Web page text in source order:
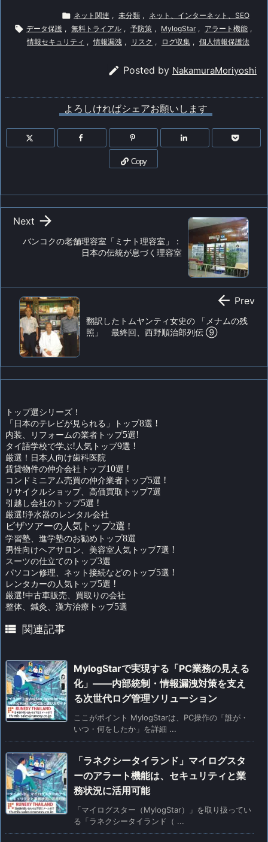
中…
 ネット関連 , 未分類 , ネット、インターネット、SEO
 データ保護 , 無料トライアル , 予防策 , MylogStar , アラート機能 ,
情報セキュリティ , 情報漏洩 , リスク , ログ収集 , 個人情報保護法
 Posted by NakamuraMoriyoshi
よろしければシェアお願いします
Copy
バンコクの老舗理容室「ミナト理容室」：
日本の伝統が息づく理容室

Next
翻訳したトムヤンティ女史の 「メナムの残
照」 最終回、西野順治郎列伝 ⑨
 Prev
トップ選シリーズ！
「日本のテレビが見られる」トップ8選 !
内装、リフォームの業者トップ5選!
タイ語学校で学ぶ! 人気トップ9選 !
厳選！日本人向け歯科医院
賃貸物件の仲介会社トップ10選 !
コンドミニアム売買の仲介業者トップ5選 !
リサイクルショップ、高価買取トップ7選
引越し会社のトップ5選 !
厳選!浄水器のレンタル会社
ビザツアーの人気トップ2選 !
学習塾、進学塾のお勧めトップ8選
男性向けヘアサロン、美容室人気トップ7選 !
スーツの仕立てのトップ3選
パソコン修理、ネット接続などのトップ5選 !
レンタカーの人気トップ5選 !
厳選!中古車販売、買取りの会社
整体、鍼灸、漢方治療トップ5選
 関連記事
MylogStarで実現する「PC業務の見える
化」――内部統制・情報漏洩対策を支え
る次世代ログ管理ソリューション
ここがポイント MylogStarは、PC操作の「誰が・
いつ・何をしたか」を詳細 ...
「ラネクシータイランド」マイログスタ
ーのアラート機能は、セキュリティと業
務状況に活用可能
「マイログスター（MylogStar）」を取り扱ってい
る「ラネクシータイランド（ ...